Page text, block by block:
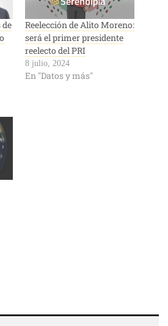
Reelección de Alito Moreno:
será el primer presidente
reelecto del PRI
8 julio, 2024
En "Datos y más"